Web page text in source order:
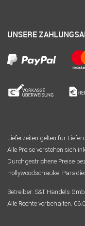
UNSERE
Lieferzeiten gelten für
Alle Preise verstehen sich
Durchgestrichene Preise
Hollywoodschaukel
Betreiber: S&T Handels
Alle Rechte vorbehalten.